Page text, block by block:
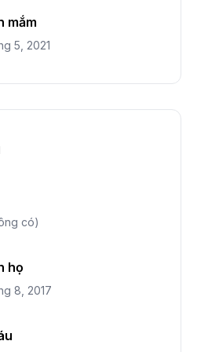
mắm
5, 2021
có)
họ
8, 2017